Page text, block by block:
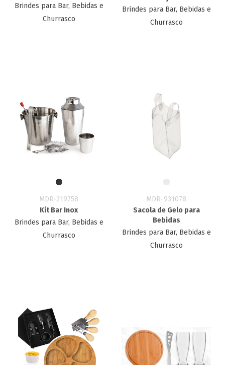
Brindes para Bar, Bebidas e
Churrasco
Brindes para Bar, Bebidas e
Churrasco
MDR-219758
Kit Bar Inox
Brindes para Bar, Bebidas e
Churrasco
MDR-931078
Sacola de Gelo para
Bebidas
Brindes para Bar, Bebidas e
Churrasco